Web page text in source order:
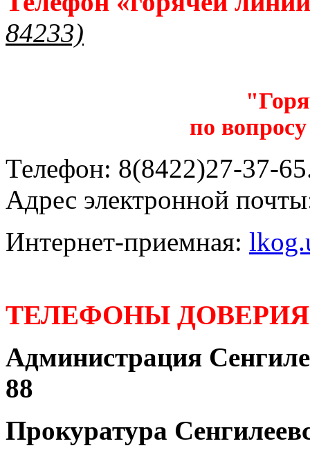
84233)
по
Телефон: 8(8422)27-37-
Адрес электронной
Интернет-приемная:
ТЕЛЕФОНЫ
Администрация
88
Прокуратура